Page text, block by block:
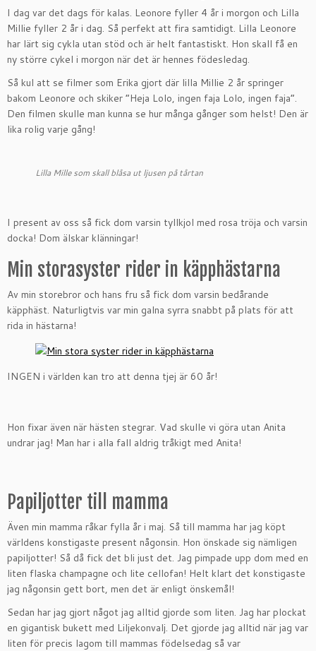
I dag var det dags för kalas. Leonore fyller 4 år i morgon och Lilla
Millie fyller 2 år i dag. Så perfekt att fira samtidigt. Lilla Leonore
har lärt sig cykla utan stöd och är helt fantastiskt. Hon skall få en
ny större cykel i morgon när det är hennes födesledag.
Så kul att se filmer som Erika gjort där lilla Millie 2 år springer
bakom Leonore och skiker ”Heja Lolo, ingen faja Lolo, ingen faja”.
Den filmen skulle man kunna se hur många gånger som helst! Den är
lika rolig varje gång!
Lilla Mille som skall blåsa ut ljusen på tårtan
I present av oss så fick dom varsin tyllkjol med rosa tröja och varsin
docka! Dom älskar klänningar!
Min storasyster rider in käpphästarna
Av min storebror och hans fru så fick dom varsin bedårande
käpphäst. Naturligtvis var min galna syrra snabbt på plats för att
rida in hästarna!
INGEN i världen kan tro att denna tjej är 60 år!
Hon fixar även när hästen stegrar. Vad skulle vi göra utan Anita
undrar jag! Man har i alla fall aldrig tråkigt med Anita!
Papiljotter till mamma
Även min mamma råkar fylla år i maj. Så till mamma har jag köpt
världens konstigaste present någonsin. Hon önskade sig nämligen
papiljotter! Så då fick det bli just det. Jag pimpade upp dom med en
liten flaska champagne och lite cellofan! Helt klart det konstigaste
jag någonsin gett bort, men det är enligt önskemål!
Sedan har jag gjort något jag alltid gjorde som liten. Jag har plockat
en gigantisk bukett med Liljekonvalj. Det gjorde jag alltid när jag var
liten för precis lagom till mammas födelsedag så var